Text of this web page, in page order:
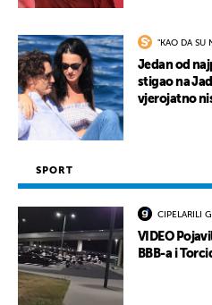
"KAO DA SU
Jedan od
stigao na
vjerojatno
SPORT
CIPELARILI
VIDEO
BBB-a i